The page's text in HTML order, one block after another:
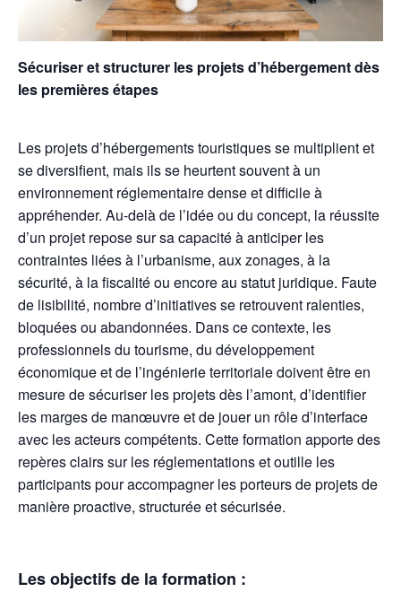
Sécuriser et structurer les projets d’hébergement dès
les premières étapes
Les projets d’hébergements touristiques se multiplient et
se diversifient, mais ils se heurtent souvent à un
environnement réglementaire dense et difficile à
appréhender. Au-delà de l’idée ou du concept, la réussite
d’un projet repose sur sa capacité à anticiper les
contraintes liées à l’urbanisme, aux zonages, à la
sécurité, à la fiscalité ou encore au statut juridique. Faute
de lisibilité, nombre d’initiatives se retrouvent ralenties,
bloquées ou abandonnées. Dans ce contexte, les
professionnels du tourisme, du développement
économique et de l’ingénierie territoriale doivent être en
mesure de sécuriser les projets dès l’amont, d’identifier
les marges de manœuvre et de jouer un rôle d’interface
avec les acteurs compétents. Cette formation apporte des
repères clairs sur les réglementations et outille les
participants pour accompagner les porteurs de projets de
manière proactive, structurée et sécurisée.
Les objectifs de la formation :